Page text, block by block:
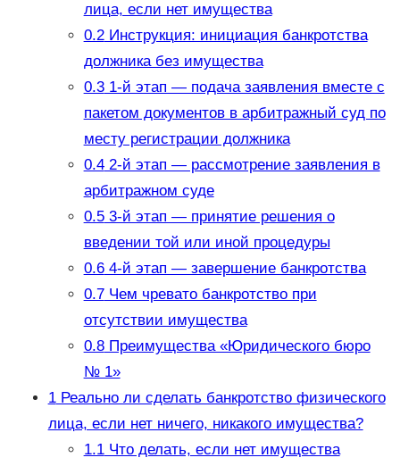
лица, если нет имущества
0.2Инструкция: инициация банкротства
должника без имущества
0.31-й этап — подача заявления вместе с
пакетом документов в арбитражный суд по
месту регистрации должника
0.42-й этап — рассмотрение заявления в
арбитражном суде
0.53-й этап — принятие решения о
введении той или иной процедуры
0.64-й этап — завершение банкротства
0.7Чем чревато банкротство при
отсутствии имущества
0.8Преимущества «Юридического бюро
№ 1»
1Реально ли сделать банкротство физического
лица, если нет ничего, никакого имущества?
1.1Что делать, если нет имущества